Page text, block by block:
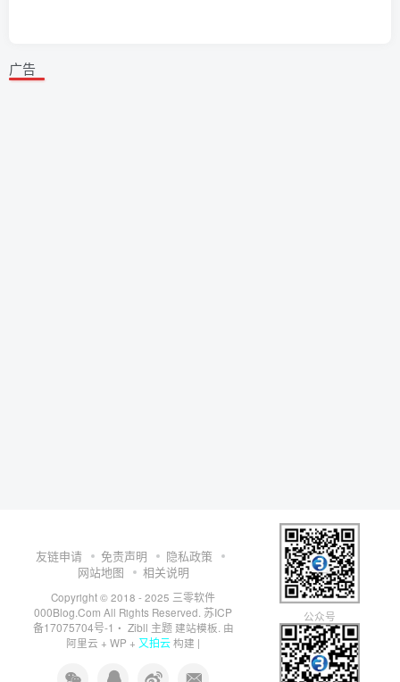
广告
友链申请 免责声明
隐私政策
网站地图
相关说明
Copyright © 2018 - 2025 三零软件
000Blog.Com All Rights Reserved. 苏ICP
备17075704号-1 ・ Zibll 主题建站模板. 由
阿里云 + WP + 又拍云构建 |
公众号